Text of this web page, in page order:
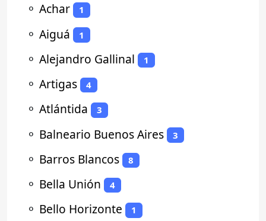
⚬ Achar 1
⚬ Aiguá 1
⚬ Alejandro Gallinal 1
⚬ Artigas 4
⚬ Atlántida 3
⚬ Balneario Buenos Aires 3
⚬ Barros Blancos 8
⚬ Bella Unión 4
⚬ Bello Horizonte 1